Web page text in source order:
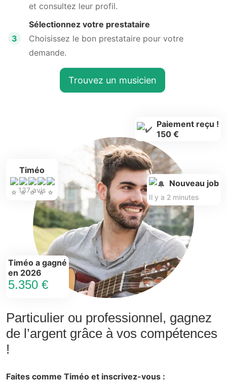
et consultez leur profil.
3
Sélectionnez votre prestataire
Choisissez le bon prestataire pour votre
demande.
Trouvez un musicien
Particulier ou professionnel, gagnez
de l’argent grâce à vos compétences
!
Faites comme Timéo et inscrivez-vous :
Timéo
137 avis
Timéo a gagné
en 2026
5.350 €
Paiement reçu !
150 €
Nouveau job
Il y a 2 minutes